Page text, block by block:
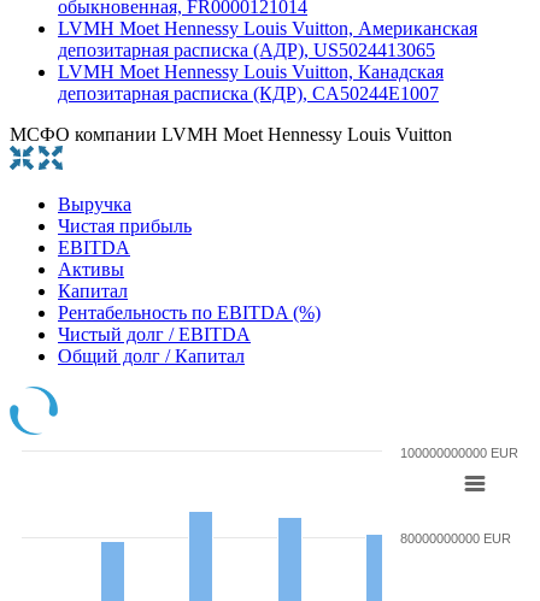
обыкновенная, FR0000121014
LVMH Moet Hennessy Louis Vuitton, Американская
депозитарная расписка (АДР), US5024413065
LVMH Moet Hennessy Louis Vuitton, Канадская
депозитарная расписка (КДР), CA50244E1007
МСФО компании LVMH Moet Hennessy Louis Vuitton
Выручка
Чистая прибыль
EBITDA
Активы
Капитал
Рентабельность по EBITDA (%)
Чистый долг / EBITDA
Общий долг / Капитал
80000000000 EUR
100000000000 EUR